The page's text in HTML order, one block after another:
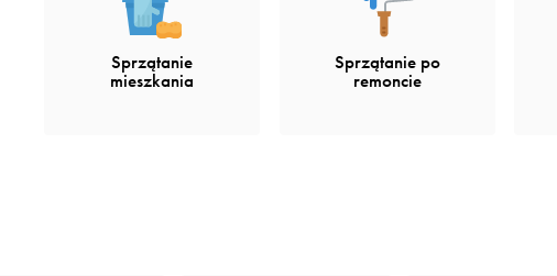
Sprzątanie
mieszkania
Sprzątanie po
remoncie